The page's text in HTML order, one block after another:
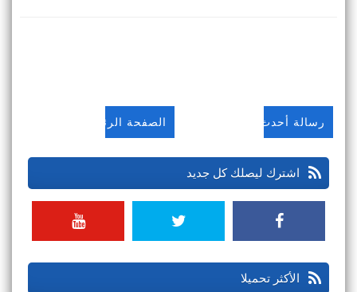
رسالة أحدث الصفحة الرئيسية
اشترك ليصلك كل جديد
الأكثر تحميلا